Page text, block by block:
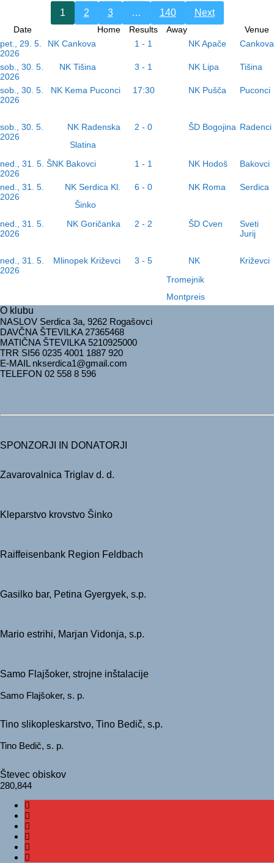
1 2 3 … 140 Next
Date Home Results Away
Venue
pet., 29. 5.
2026
NK Cankova 1 - 1 NK Apače Cankova
sob., 30. 5.
2026
NK Tišina 3 - 1 NK Lipa Tišina
sob., 30. 5.
2026
NK Kema Puconci 17:30 NK Pušča Puconci
sob., 30. 5.
2026
NK Radenska
Slatina
2 - 0 ŠD Bogojina Radenci
ned., 31. 5.
2026
ŠNK Bakovci 1 - 1 NK Hodoš Bakovci
ned., 31. 5.
2026
NK Serdica Kl.
Šinko
6 - 0 NK Roma Serdica
ned., 31. 5.
2026
NK Goričanka 2 - 2 ŠD Cven
Sveti
Jurij
ned., 31. 5.
2026
Mlinopek Križevci 3 - 5
NK
Tromejnik
Montpreis
Križevci
O klubu
NASLOV Serdica 3a, 9262 Rogašovci
DAVČNA ŠTEVILKA 27365468
MATIČNA ŠTEVILKA 5210925000
TRR SI56 0235 4001 1887 920
E-MAIL nkserdica1@gmail.com
TELEFON 02 558 8 596
SPONZORJI IN DONATORJI
Zavarovalnica Triglav d. d.
Kleparstvo krovstvo Šinko
Raiffeisenbank Region Feldbach
Gasilko bar, Petina Gyergyek, s.p.
Mario estrihi, Marjan Vidonja, s.p.
Samo Flajšoker, strojne inštalacije
Samo Flajšoker, s. p.
Tino slikopleskarstvo, Tino Bedič, s.p.
Tino Bedič, s. p.
Števec obiskov
280,844